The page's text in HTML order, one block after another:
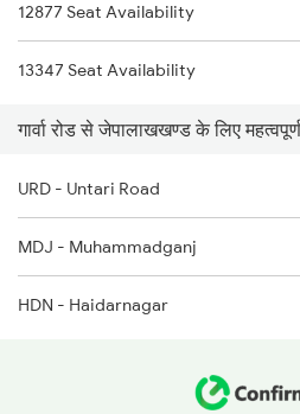
2878 Ers Hwh Fest Spl
12877 Ndls Garib Rath
12878 Rnc Garib Rath
12877 Seat Availability
13347 Seat Availability
गार्वा रोड से जेपालाखखण्ड के लिए
URD - Untari Road
MDJ - Muhammadganj
HDN - Haidarnagar